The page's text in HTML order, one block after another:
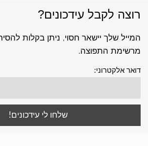
רוצה לקבל עידכונים?
המייל שלך יישאר חסוי, ניתן בקלות
מרשימת התפוצה.
דואר אלקטרוני: